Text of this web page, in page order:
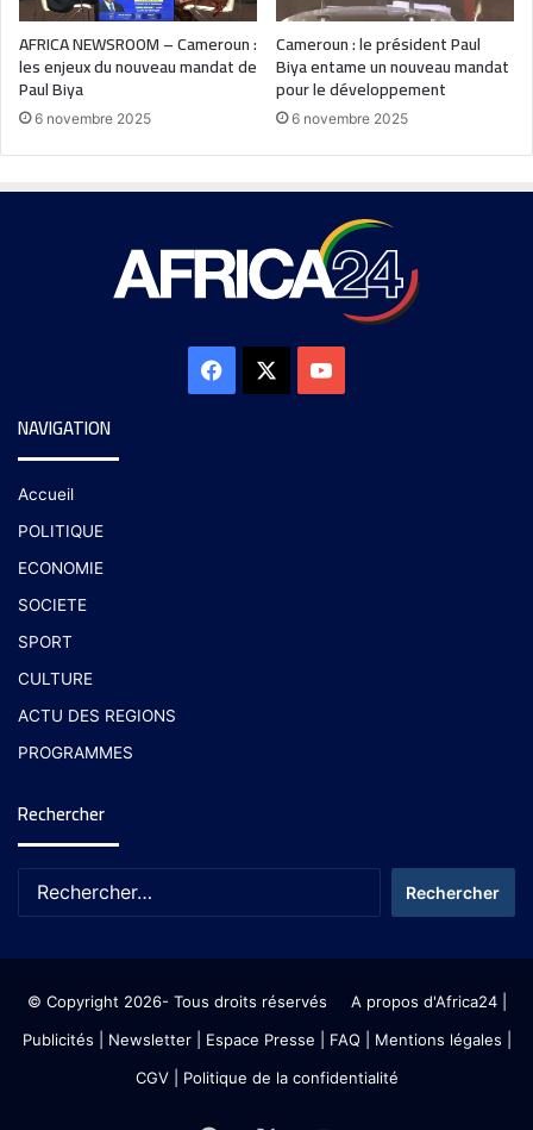
AFRICA NEWSROOM – Cameroun :
les enjeux du nouveau mandat de
Paul Biya
6 novembre 2025
Cameroun : le président Paul
Biya entame un nouveau mandat
pour le développement
6 novembre 2025
NAVIGATION
Accueil
POLITIQUE
ECONOMIE
SOCIETE
SPORT
CULTURE
ACTU DES REGIONS
PROGRAMMES
Rechercher
© Copyright 2026- Tous droits réservés A propos d'Africa24|
Publicités
Newsletter| Espace Presse | FAQ | Mentions légales
CGV| Politique de la confidentialité